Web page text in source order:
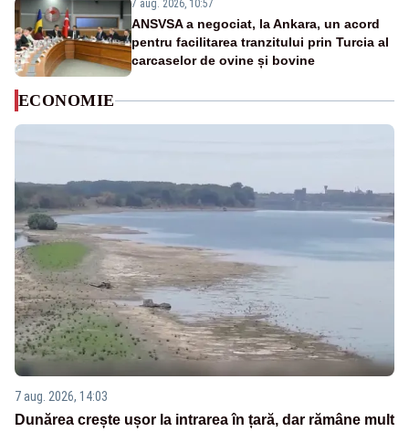
7 aug. 2026, 10:57
ANSVSA a negociat, la Ankara, un acord
pentru facilitarea tranzitului prin Turcia al
carcaselor de ovine și bovine
ECONOMIE
7 aug. 2026, 14:03
Dunărea crește ușor la intrarea în țară, dar rămâne mult